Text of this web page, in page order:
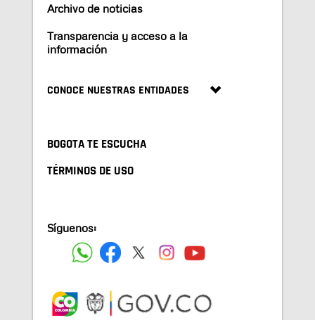
Archivo de noticias
Transparencia y acceso a la
información
CONOCE NUESTRAS ENTIDADES
BOGOTA TE ESCUCHA
TÉRMINOS DE USO
Síguenos: